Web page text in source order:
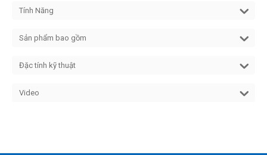
Tính Năng
Sản phẩm bao gồm
Đặc tính kỹ thuật
Video